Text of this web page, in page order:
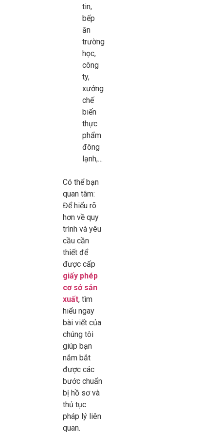
tin,
bếp
ăn
trường
học,
công
ty,
xưởng
chế
biến
thực
phẩm
đông
lạnh,…
Có thể bạn
quan tâm:
Để hiểu rõ
hơn về quy
trình và yêu
cầu cần
thiết để
được cấp
giấy phép
cơ sở sản
xuất, tìm
hiểu ngay
bài viết của
chúng tôi
giúp bạn
nắm bắt
được các
bước chuẩn
bị hồ sơ và
thủ tục
pháp lý liên
quan.